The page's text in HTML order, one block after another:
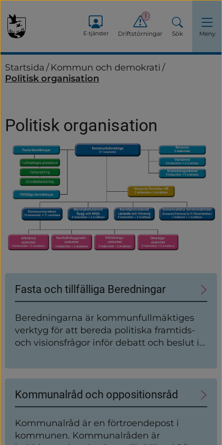
E-tjänster Driftstörningar
1
Sök Meny
Startsida / Kommun och demokrati/
Politisk organisation
Politisk organisation
Undersidor
Fasta och tillfälliga Beredningar
Beredningarna är kommunfullmäktiges
verktyg för att bereda politiska framtids-
och visionsfrågor inför debatt och beslut i
uppdrag av kommunfullmäktige men kan
även själva väcka frågor.
Kommunalråd och oppositionsråd
Kommunalråd är en förtroendepost i
kommunen. Kommunalråden är